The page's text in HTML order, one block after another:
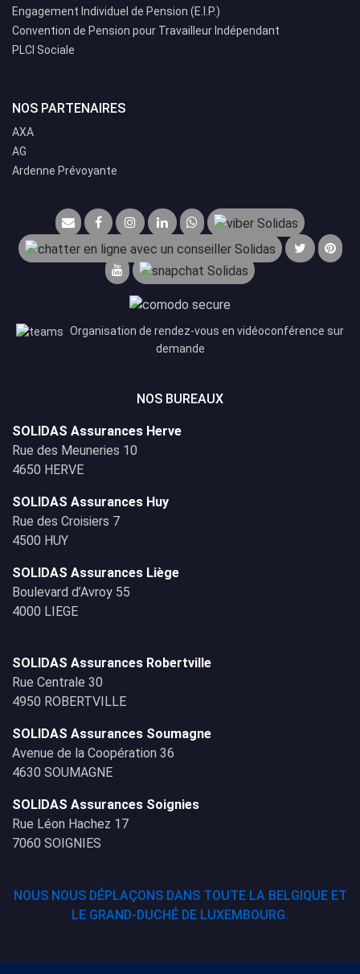
Engagement Individuel de Pension (E.I.P.)
Convention de Pension pour Travailleur Indépendant
PLCI Sociale
NOS PARTENAIRES
AXA
AG
Ardenne Prévoyante
Organisation de rendez-vous en vidéoconférence sur
demande
NOS BUREAUX
SOLIDAS Assurances Herve
Rue des Meuneries 10
4650 HERVE
SOLIDAS Assurances Huy
Rue des Croisiers 7
4500 HUY
SOLIDAS Assurances Liège
Boulevard d’Avroy 55
4000 LIEGE
SOLIDAS Assurances Robertville
Rue Centrale 30
4950 ROBERTVILLE
SOLIDAS Assurances Soumagne
Avenue de la Coopération 36
4630 SOUMAGNE
SOLIDAS Assurances Soignies
Rue Léon Hachez 17
7060 SOIGNIES
NOUS NOUS DÉPLAÇONS DANS TOUTE LA BELGIQUE ET
LE GRAND-DUCHÉ DE LUXEMBOURG.